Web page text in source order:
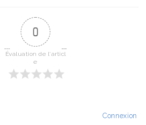
0
Évaluation de l'articl
e
Connexion